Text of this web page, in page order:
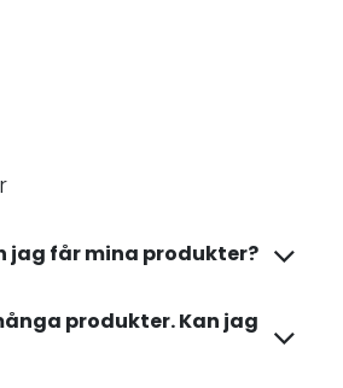
jag får mina produkter?
produkter. Kan jag